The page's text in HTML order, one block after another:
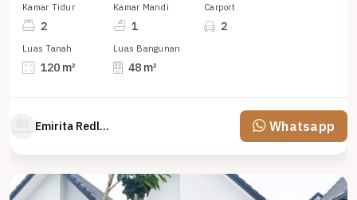
Kamar Tidur
2
Kamar Mandi
1
Carport
2
Luas Tanah
120 m²
Luas Bangunan
48 m²
Emirita Redland Whatsapp